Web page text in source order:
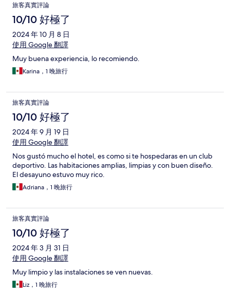
旅客真實評論
10/10 好極了
2024 年 10 月 8 日
使用 Google 翻譯
Muy buena experiencia, lo recomiendo.
Karina，1 晚旅行
旅客真實評論
10/10 好極了
2024 年 9 月 19 日
使用 Google 翻譯
Nos gustó mucho el hotel, es como si te hospedaras en un club
deportivo. Las habitaciones amplias, limpias y con buen diseño.
El desayuno estuvo muy rico.
Adriana，1 晚旅行
旅客真實評論
10/10 好極了
2024 年 3 月 31 日
使用 Google 翻譯
Muy limpio y las instalaciones se ven nuevas.
Liz，1 晚旅行